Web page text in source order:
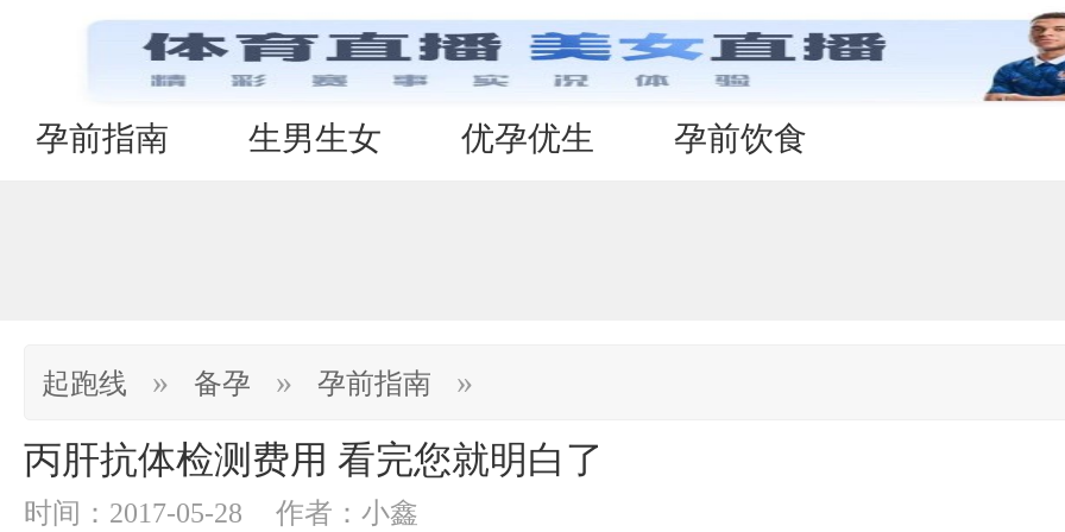
孕前指南 生男生女 优孕优生 孕前饮食
起跑线 » 备孕 » 孕前指南 »
丙肝抗体检测费用 看完您就明白了
时间：2017-05-28 作者：小鑫